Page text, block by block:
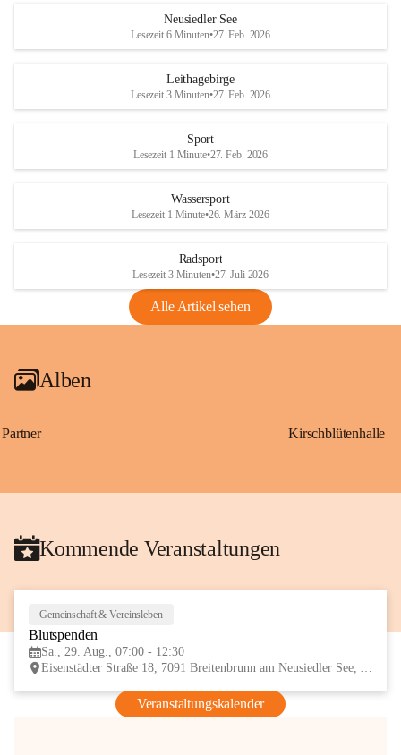
S
und den daraus folgenden wirtschaftlichen
Maßnahmen zur Bekämpfung
Rebe und der Amerikanischen
Anhang VBl. EU Nr. 18
1 Seite•1,4 MB
VBl. EU Nr. 18_2026
r
S
Neusiedler See
Lesezeit 6 Minuten•27. Feb. 2026
Leithagebirge
Lesezeit 3 Minuten•27. Feb. 2026
Sport
Lesezeit 1 Minute•27. Feb. 2026
Wassersport
Lesezeit 1 Minute•26. März 2026
Radsport
Lesezeit 3 Minuten•27. Juli 2026
Alle Artikel sehen
Alben
Partner Kirschblütenhalle
Kommende Veranstaltungen
Gemeinschaft & Vereinsleben
Blutspenden
Sa., 29. Aug., 07:00 - 12:30
Eisenstädter Straße 18, 7091 Breitenbrunn am Neusiedler See, AUT
Veranstaltungskalender